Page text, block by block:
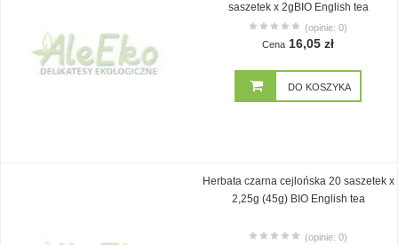
saszetek x 2gBIO English tea
(opinie: 0)
Cena 16,05 zł
DO KOSZYKA
Herbata czarna cejlońska 20 saszetek x
2,25g (45g) BIO English tea
(opinie: 0)